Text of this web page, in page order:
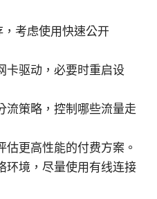
考虑使用快速公开
卡驱动，必要时重启设
流策略，控制哪些流量走
更高性能的付费方案。
环境，尽量使用有线连接